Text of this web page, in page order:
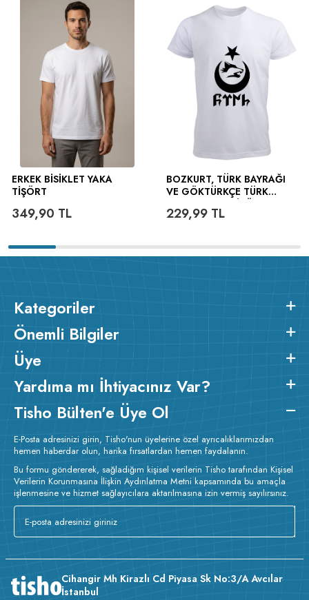
ERKEK BISIKLET YAKA
TIŞÖRT
349,90 TL
BOZKURT, TÜRK BAYRAĞI
VE GÖKTÜRKÇE TÜRK
229,99TL
Kategoriler
Önemli Bilgiler
Üye
Yardıma mı İhtiyacınız Var?
Tisho Bülten'e Üye Ol
E-Posta adresinizi girin, Tisho'nun üyelerine özel ayrıcalıklarımızdan
hemen haberdar olun, harika fırsatlardan hemen faydalanın.
Bu formu göndererek, sağladığım kişisel verilerin Tisho tarafından Kişisel
Verilerin Korunmasına İlişkin Aydınlatma Metni kapsamında bu amaçla
işlenmesine ve hizmet sağlayıcılara aktarılmasına izin vermiş sayılırsınız.
Cihangir Mh Kirazlı Cd Piyasa Sk No:3/A Avcılar
İstanbul